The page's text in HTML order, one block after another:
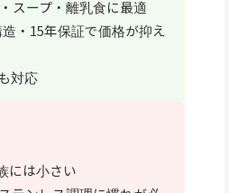
スープ・離乳食に最適
・15年保証で価格が抑え
対応
には小さい